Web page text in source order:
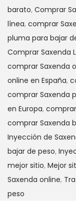
barato, Comprar
línea, comprar
pluma para bajar
Comprar Saxenda
comprar Saxenda
online en España,
comprar Saxenda
en Europa,
comprar Saxenda
Inyección de
bajar de peso,
mejor sitio, Mejor
Saxenda online,
peso